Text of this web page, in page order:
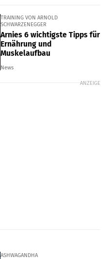
TRAINING VON ARNOLD
SCHWARZENEGGER
Arnies 6 wichtigste Tipps für
Ernährung und
Muskelaufbau
News
ANZEIGE
ASHWAGANDHA